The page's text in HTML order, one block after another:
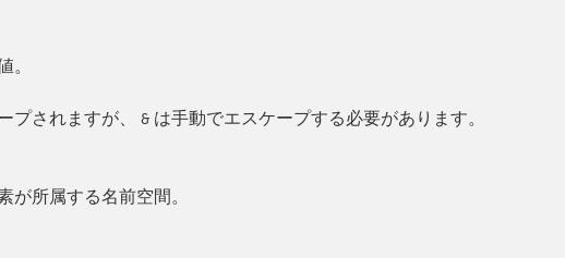
。
プされますが、 & は手動でエスケープする必要があります。
が所属する名前空間。